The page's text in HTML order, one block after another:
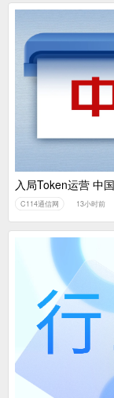
入局Token运营 中
C114通信网 13小时前